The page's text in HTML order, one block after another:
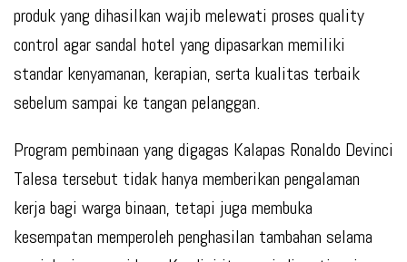
produk yang dihasilkan wajib melewati proses quality
control agar sandal hotel yang dipasarkan memiliki
standar kenyamanan, kerapian, serta kualitas terbaik
sebelum sampai ke tangan pelanggan.
Program pembinaan yang digagas Kalapas Ronaldo Devinci
Talesa tersebut tidak hanya memberikan pengalaman
kerja bagi warga binaan, tetapi juga membuka
kesempatan memperoleh penghasilan tambahan selama